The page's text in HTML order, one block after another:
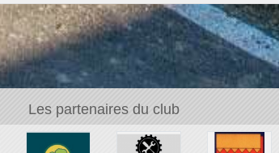
Les partenaires du club